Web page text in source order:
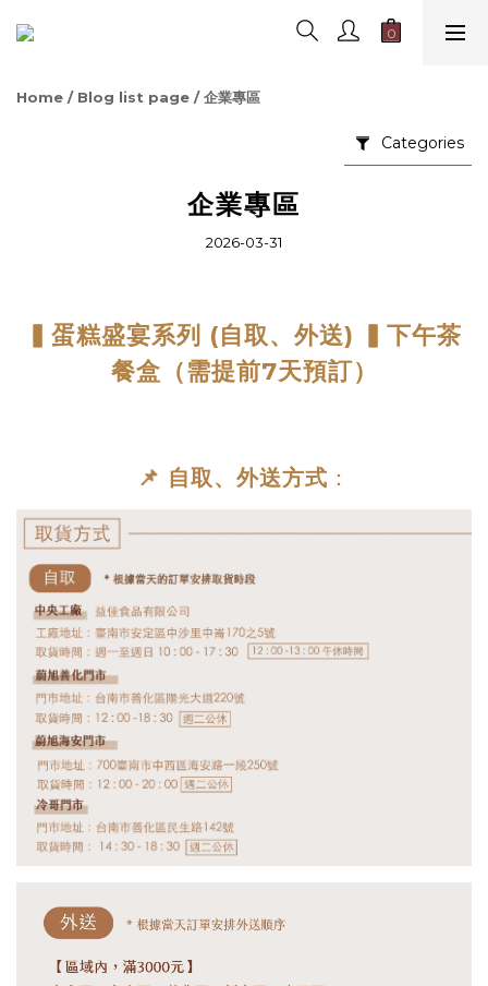
Home / Blog list page /企業專區
Categories
企業專區
2026-03-31
▍蛋糕盛宴系列 (自取、外送) ▍ 下午茶
餐盒 （需提前7天預訂）
📌 自取、外送方式 ：